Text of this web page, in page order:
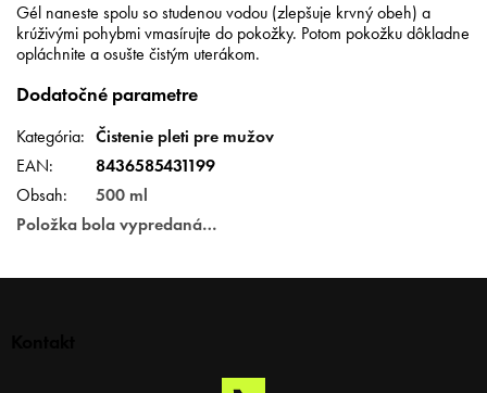
Gél naneste spolu so studenou vodou (zlepšuje krvný obeh) a
krúživými pohybmi vmasírujte do pokožky. Potom pokožku dôkladne
opláchnite a osušte čistým uterákom.
Dodatočné parametre
Kategória: Čistenie pleti pre mužov
EAN:
8436585431199
Obsah:
500 ml
Položka bola vypredaná…